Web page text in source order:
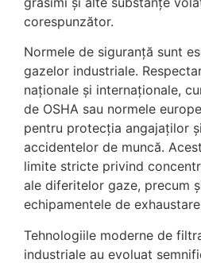
corespunzător.
Normele de siguranță sunt
gazelor industriale.
naționale și internaționale,
de OSHA sau normele
pentru protecția angajaților
accidentelor de muncă.
limite stricte privind
ale diferitelor gaze, precum
echipamentele de
Tehnologiile moderne de
industriale au evoluat